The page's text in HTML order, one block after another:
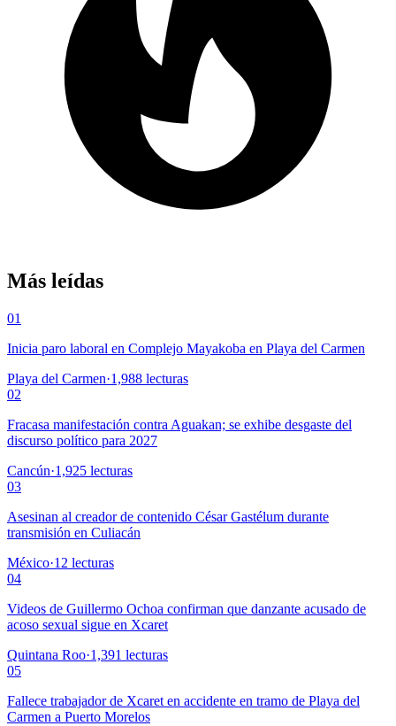
Más leídas
01
Inicia paro laboral en Complejo Mayakoba en Playa del Carmen
Playa del Carmen·1,988 lecturas
02
Fracasa manifestación contra Aguakan; se exhibe desgaste del
discurso político para 2027
Cancún·1,925 lecturas
03
Asesinan al creador de contenido César Gastélum durante
transmisión en Culiacán
México·12 lecturas
04
Videos de Guillermo Ochoa confirman que danzante acusado de
acoso sexual sigue en Xcaret
Quintana Roo·1,391 lecturas
05
Fallece trabajador de Xcaret en accidente en tramo de Playa del
Carmen a Puerto Morelos